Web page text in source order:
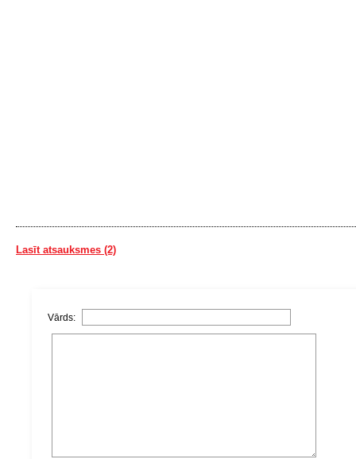
Lasīt atsauksmes (2)
Vārds: